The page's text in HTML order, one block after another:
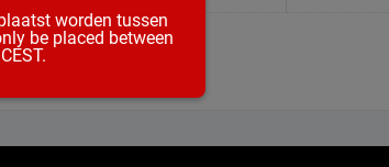
worden tussen
be placed between